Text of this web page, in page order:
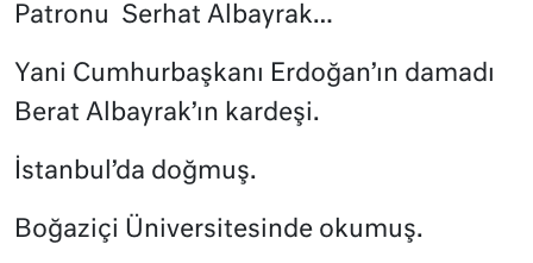
Patronu Serhat Albayrak…
Yani Cumhurbaşkanı Erdoğan’ın damadı
Berat Albayrak’ın kardeşi.
İstanbul’da doğmuş.
Boğaziçi Üniversitesinde okumuş.